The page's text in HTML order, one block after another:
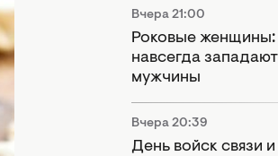
Вчера 21:00
Роковые женщины:
навсегда
мужчины
Вчера 20:39
День войск связи и